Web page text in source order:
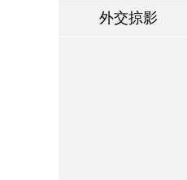
外交掠影